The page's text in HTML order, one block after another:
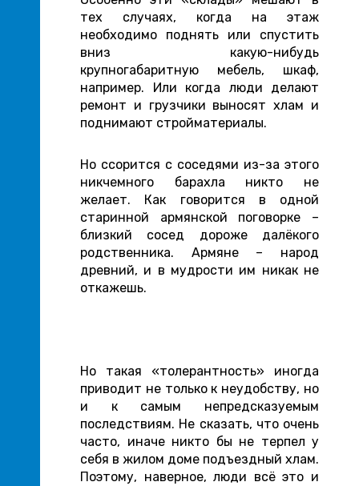
тех случаях, когда на этаж
необходимо поднять или спустить
вниз какую-нибудь
крупногабаритную мебель, шкаф,
например. Или когда люди делают
ремонт и грузчики выносят хлам и
поднимают стройматериалы.
Но ссорится с соседями из-за этого
никчемного барахла никто не
желает. Как говорится в одной
старинной армянской поговорке –
близкий сосед дороже далёкого
родственника. Армяне – народ
древний, и в мудрости им никак не
откажешь.
Но такая «толерантность» иногда
приводит не только к неудобству, но
и к самым непредсказуемым
последствиям. Не сказать, что очень
часто, иначе никто бы не терпел у
себя в жилом доме подъездный хлам.
Поэтому, наверное, люди всё это и